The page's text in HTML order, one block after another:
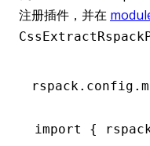
注册插件，并在
import {